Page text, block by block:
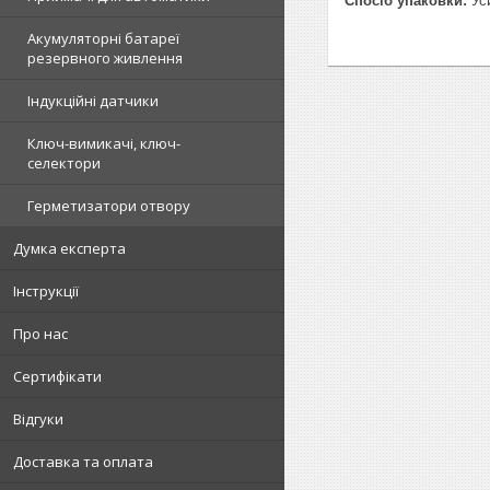
Акумуляторні батареї
резервного живлення
Індукційні датчики
Ключ-вимикачі, ключ-
селектори
Герметизатори отвору
Думка експерта
Інструкції
Про нас
Сертифікати
Відгуки
Доставка та оплата